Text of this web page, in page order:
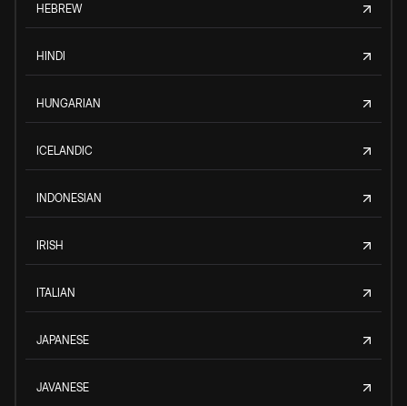
HEBREW
HINDI
HUNGARIAN
ICELANDIC
INDONESIAN
IRISH
ITALIAN
JAPANESE
JAVANESE